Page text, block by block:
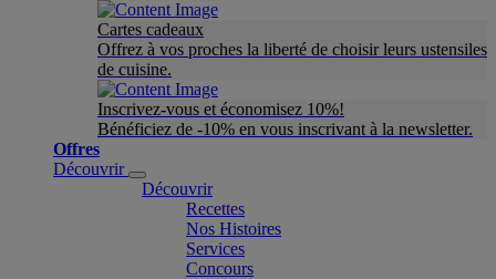
Cartes cadeaux
Offrez à vos proches la liberté de choisir leurs ustensiles
de cuisine.
Inscrivez-vous et économisez 10%!
Bénéficiez de -10% en vous inscrivant à la newsletter.
Offres
Découvrir
Découvrir
Recettes
Nos Histoires
Services
Concours